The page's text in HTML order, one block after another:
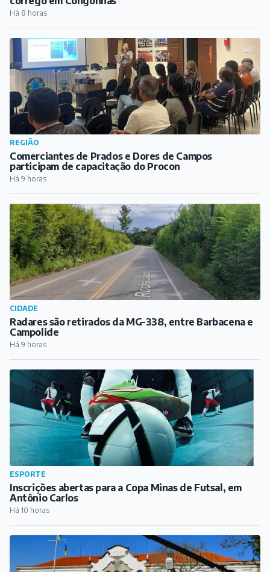
Comerciantes de Prados e Dores de Campos
participam de capacitação do Procon
Há 9 horas
CIDADE
Radares são retirados da MG-338, entre Barbacena e
Campolide
Há 9 horas
ESPORTE
Inscrições abertas para a Copa Minas de Futsal, em
Antônio Carlos
Há 10 horas
EDUCAÇÃO
EPCAR conquista o 1º lugar no Ideb 2025 entre
escolas públicas de ensino médio
Há 11 horas